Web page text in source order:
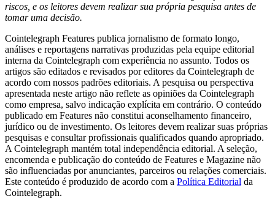
riscos, e os leitores devem realizar sua própria pesquisa antes de
tomar uma decisão.
Cointelegraph Features publica jornalismo de formato longo,
análises e reportagens narrativas produzidas pela equipe editorial
interna da Cointelegraph com experiência no assunto. Todos os
artigos são editados e revisados por editores da Cointelegraph de
acordo com nossos padrões editoriais. A pesquisa ou perspectiva
apresentada neste artigo não reflete as opiniões da Cointelegraph
como empresa, salvo indicação explícita em contrário. O conteúdo
publicado em Features não constitui aconselhamento financeiro,
jurídico ou de investimento. Os leitores devem realizar suas próprias
pesquisas e consultar profissionais qualificados quando apropriado.
A Cointelegraph mantém total independência editorial. A seleção,
encomenda e publicação do conteúdo de Features e Magazine não
são influenciadas por anunciantes, parceiros ou relações comerciais.
Este conteúdo é produzido de acordo com a Política Editorial da
Cointelegraph.